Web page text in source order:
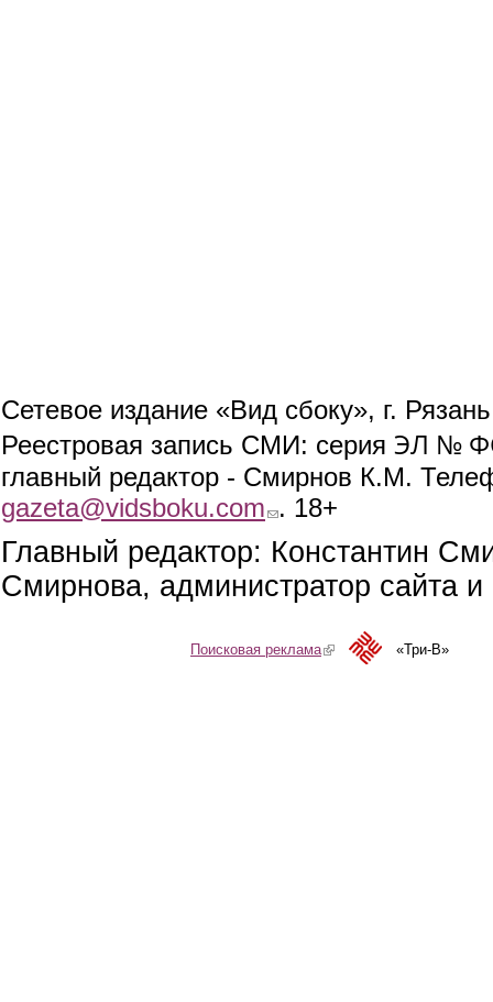
Сетевое издание «Вид сбоку», г.
Реестровая запись СМИ: серия ЭЛ №
главный редактор - Смирнов К.М.
gazeta@vidsboku.com (link sends e-mail)
. 18+
Главный редактор: Константин
Смирнова, администратор сайта
Поисковая реклама(link is external)«Три-В»